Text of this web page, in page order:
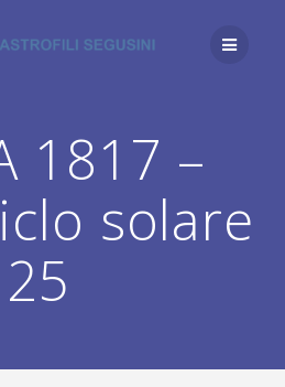
contenuto
1817 –
solare
25